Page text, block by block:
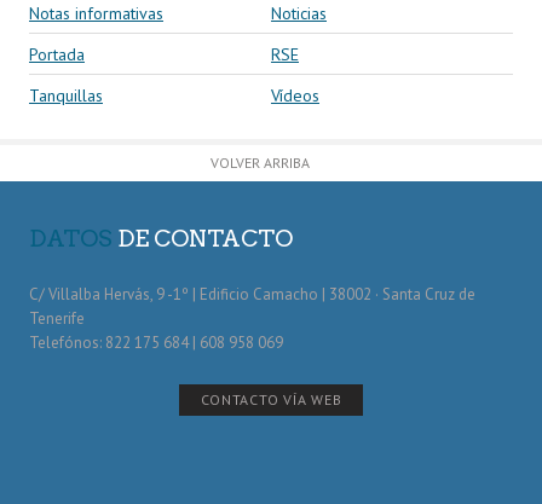
Notas informativas
Noticias
Portada
RSE
Tanquillas
Vídeos
VOLVER ARRIBA
DATOS DE CONTACTO
C/ Villalba Hervás, 9 -1º | Edificio Camacho | 38002 · Santa Cruz de
Tenerife
Telefónos: 822 175 684 | 608 958 069
CONTACTO VÍA WEB